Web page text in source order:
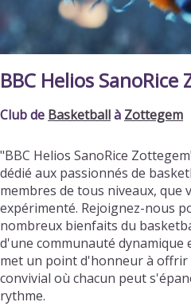
BBC Helios
Club de Basketballà Zottegem
"BBC Helios SanoRice
dédié aux passionnés de
membres de tous niveaux, que
expérimenté. Rejoignez-nous
nombreux bienfaits du
d'une communauté dynamique
met un point d'honneur à
convivial où chacun peut
rythme.